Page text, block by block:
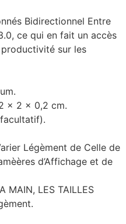
Bidirectionnel Entre
ce qui en fait un accès
productivité sur les
x 2 x 0,2 cm.
Légèment de Celle de
d’Affichage et de
MAIN, LES TAILLES